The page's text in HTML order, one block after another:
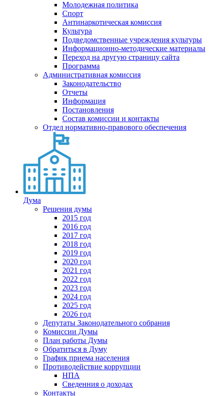
Молодежная политика
Спорт
Антинаркотическая комиссия
Культура
Подведомственные учреждения культуры
Информационно-методические материалы
Переход на другую страницу сайта
Программа
Административная комиссия
Законодательство
Отчеты
Информация
Постановления
Состав комиссии и контакты
Отдел нормативно-правового обеспечения
Дума
Решения думы
2015 год
2016 год
2017 год
2018 год
2019 год
2020 год
2021 год
2022 год
2023 год
2024 год
2025 год
2026 год
Депутаты Законодательного собрания
Комиссии Думы
План работы Думы
Обратиться в Думу
График приема населения
Противодействие коррупции
НПА
Сведенния о доходах
Контакты